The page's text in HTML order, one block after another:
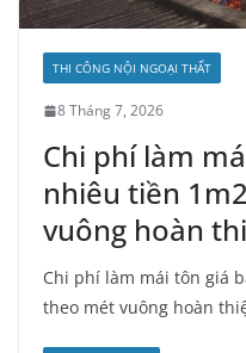
THI CÔNG NỘI NGOẠI THẤT
8 Tháng 7, 2026
Chi phí làm
nhiêu tiền
vuông hoàn
Chi phí làm mái tôn giá
theo mét vuông hoàn